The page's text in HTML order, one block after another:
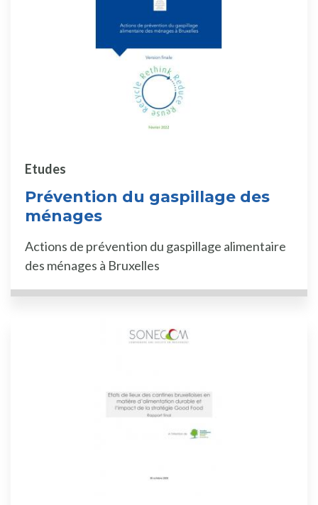
Prévention du gaspillage des
ménages
Etudes
Actions de prévention du gaspillage alimentaire
des ménages à Bruxelles